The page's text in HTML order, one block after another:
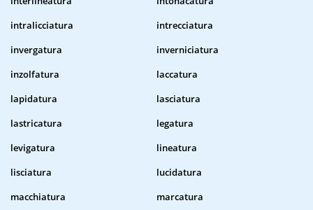
intralicciatura
intrecciatura
invergatura
inverniciatura
inzolfatura
laccatura
lapidatura
lasciatura
lastricatura
legatura
levigatura
lineatura
lisciatura
lucidatura
macchiatura
marcatura